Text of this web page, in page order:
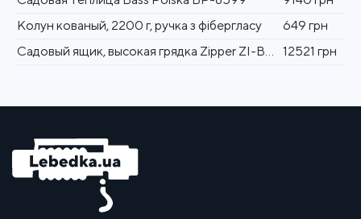
Колун кованый, 2200 г, ручка з фібергласу
649 грн
Садовый ящик, высокая грядка Zipper ZI-BGWH150
12521 грн